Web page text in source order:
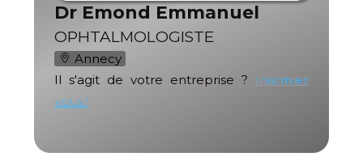
Dr Emond Emmanuel
OPHTALMOLOGISTE
Annecy
Il s'agit de votre entreprise ?
Inscrivez
vous !